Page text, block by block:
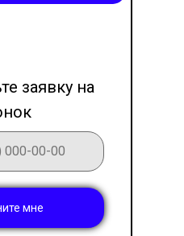
мне
заявку на